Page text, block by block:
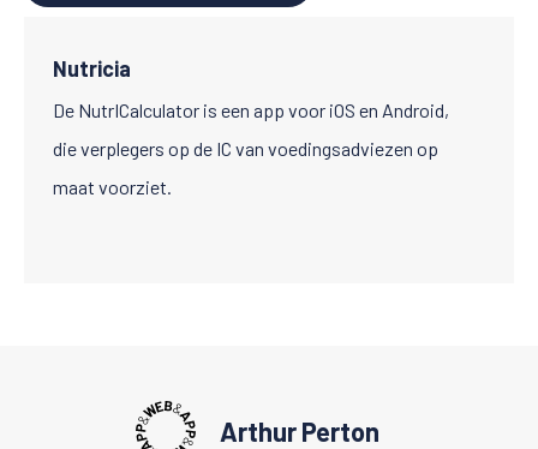
Nutricia
De NutrICalculator is een app voor iOS en Android,
die verplegers op de IC van voedingsadviezen op
maat voorziet.
Arthur Perton